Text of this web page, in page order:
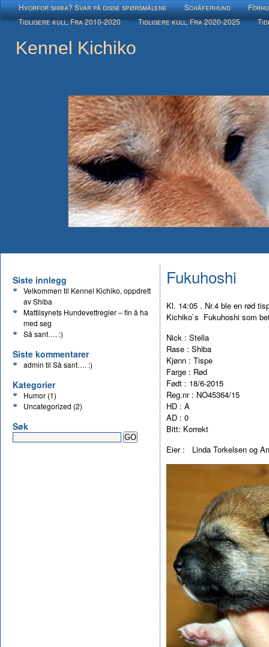
Hvorfor shiba? Svar på disse spørsmålene Schäferhund
Tidligere kull, Fra 2010-2020
Tidligere kull, Fra 2020-2025
Kennel Kichiko
Fukuhoshi
Kl. 14:05 . Nr.4 ble en rød
Kichiko`s Fukuhoshi som
Nick : Stella
Rase : Shiba
Kjønn : Tispe
Farge : Rød
Født : 18/6-2015
Reg.nr : NO45364/15
HD : A
AD : 0
Bitt: Korrekt
Eier :
Linda Torkelsen og
Siste innlegg
Velkommen til Kennel Kichiko, oppdrett
av Shiba
Mattilsynets Hundevettregler – fin å ha
med seg
Så sant…. :)
Siste kommentarer
admin til Så sant…. :)
Kategorier
Humor (1)
Uncategorized (2)
Søk